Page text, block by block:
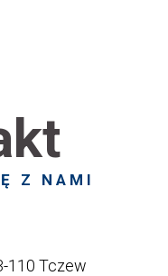
Z NAMI
110 Tczew